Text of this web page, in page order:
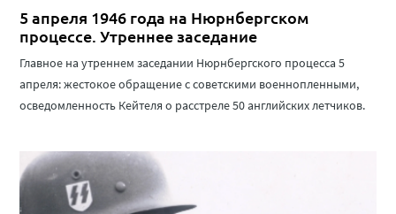
5 апреля 1946 года на Нюрнбергском
процессе. Утреннее заседание
Главное на утреннем заседании Нюрнбергского процесса 5
апреля: жестокое обращение с советскими военнопленными,
осведомленность Кейтеля о расстреле 50 английских летчиков.